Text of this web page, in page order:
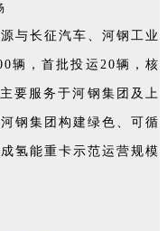
与长征汽车、河钢工业
辆，首批投运20辆，核
要服务于河钢集团及上
钢集团构建绿色、可循
氢能重卡示范运营规模